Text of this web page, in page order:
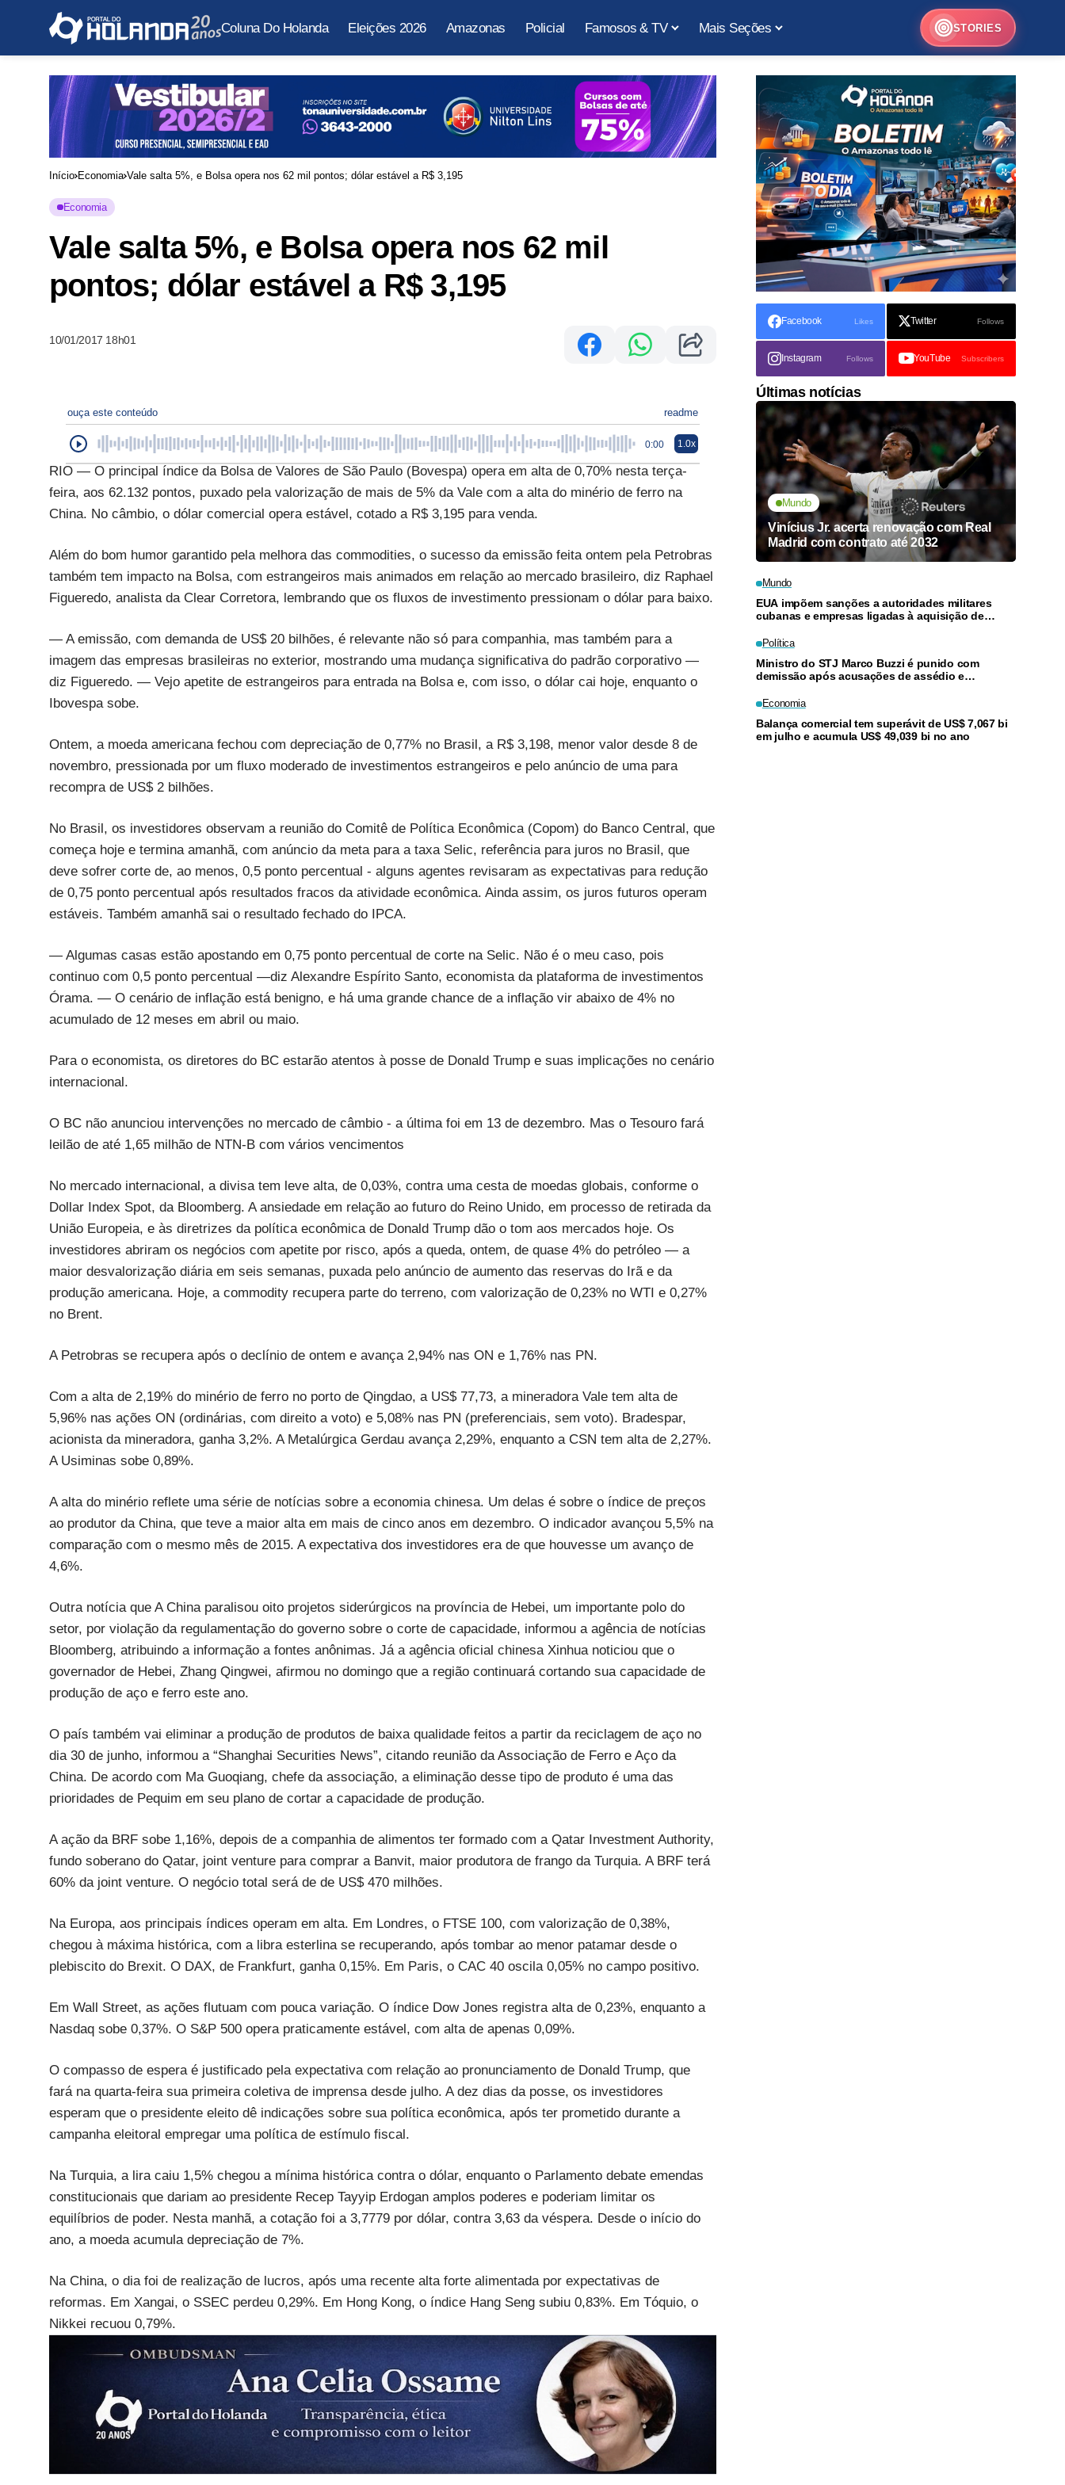
Coluna Do Holanda Eleições 2026 Amazonas Policial Famosos & TV Mais Seções STORIES
Início Economia Vale salta 5%, e Bolsa opera nos 62 mil pontos; dólar estável a R$ 3,195
Economia
Vale salta 5%, e Bolsa opera nos 62 mil
pontos; dólar estável a R$ 3,195
10/01/2017 18h01
ouça este conteúdo readme
0:00 1.0x
RIO — O principal índice da Bolsa de Valores de São Paulo (Bovespa) opera em alta de 0,70% nesta terça-
feira, aos 62.132 pontos, puxado pela valorização de mais de 5% da Vale com a alta do minério de ferro na
China. No câmbio, o dólar comercial opera estável, cotado a R$ 3,195 para venda.
Além do bom humor garantido pela melhora das commodities, o sucesso da emissão feita ontem pela Petrobras
também tem impacto na Bolsa, com estrangeiros mais animados em relação ao mercado brasileiro, diz Raphael
Figueredo, analista da Clear Corretora, lembrando que os fluxos de investimento pressionam o dólar para baixo.
— A emissão, com demanda de US$ 20 bilhões, é relevante não só para companhia, mas também para a
imagem das empresas brasileiras no exterior, mostrando uma mudança significativa do padrão corporativo —
diz Figueredo. — Vejo apetite de estrangeiros para entrada na Bolsa e, com isso, o dólar cai hoje, enquanto o
Ibovespa sobe.
Ontem, a moeda americana fechou com depreciação de 0,77% no Brasil, a R$ 3,198, menor valor desde 8 de
novembro, pressionada por um fluxo moderado de investimentos estrangeiros e pelo anúncio de uma para
recompra de US$ 2 bilhões.
No Brasil, os investidores observam a reunião do Comitê de Política Econômica (Copom) do Banco Central, que
começa hoje e termina amanhã, com anúncio da meta para a taxa Selic, referência para juros no Brasil, que
deve sofrer corte de, ao menos, 0,5 ponto percentual - alguns agentes revisaram as expectativas para redução
de 0,75 ponto percentual após resultados fracos da atividade econômica. Ainda assim, os juros futuros operam
estáveis. Também amanhã sai o resultado fechado do IPCA.
— Algumas casas estão apostando em 0,75 ponto percentual de corte na Selic. Não é o meu caso, pois
continuo com 0,5 ponto percentual —diz Alexandre Espírito Santo, economista da plataforma de investimentos
Órama. — O cenário de inflação está benigno, e há uma grande chance de a inflação vir abaixo de 4% no
acumulado de 12 meses em abril ou maio.
Para o economista, os diretores do BC estarão atentos à posse de Donald Trump e suas implicações no cenário
internacional.
O BC não anunciou intervenções no mercado de câmbio - a última foi em 13 de dezembro. Mas o Tesouro fará
leilão de até 1,65 milhão de NTN-B com vários vencimentos
No mercado internacional, a divisa tem leve alta, de 0,03%, contra uma cesta de moedas globais, conforme o
Dollar Index Spot, da Bloomberg. A ansiedade em relação ao futuro do Reino Unido, em processo de retirada da
União Europeia, e às diretrizes da política econômica de Donald Trump dão o tom aos mercados hoje. Os
investidores abriram os negócios com apetite por risco, após a queda, ontem, de quase 4% do petróleo — a
maior desvalorização diária em seis semanas, puxada pelo anúncio de aumento das reservas do Irã e da
produção americana. Hoje, a commodity recupera parte do terreno, com valorização de 0,23% no WTI e 0,27%
no Brent.
A Petrobras se recupera após o declínio de ontem e avança 2,94% nas ON e 1,76% nas PN.
Com a alta de 2,19% do minério de ferro no porto de Qingdao, a US$ 77,73, a mineradora Vale tem alta de
5,96% nas ações ON (ordinárias, com direito a voto) e 5,08% nas PN (preferenciais, sem voto). Bradespar,
acionista da mineradora, ganha 3,2%. A Metalúrgica Gerdau avança 2,29%, enquanto a CSN tem alta de 2,27%.
A Usiminas sobe 0,89%.
A alta do minério reflete uma série de notícias sobre a economia chinesa. Um delas é sobre o índice de preços
ao produtor da China, que teve a maior alta em mais de cinco anos em dezembro. O indicador avançou 5,5% na
comparação com o mesmo mês de 2015. A expectativa dos investidores era de que houvesse um avanço de
4,6%.
Outra notícia que A China paralisou oito projetos siderúrgicos na província de Hebei, um importante polo do
setor, por violação da regulamentação do governo sobre o corte de capacidade, informou a agência de notícias
Bloomberg, atribuindo a informação a fontes anônimas. Já a agência oficial chinesa Xinhua noticiou que o
governador de Hebei, Zhang Qingwei, afirmou no domingo que a região continuará cortando sua capacidade de
produção de aço e ferro este ano.
O país também vai eliminar a produção de produtos de baixa qualidade feitos a partir da reciclagem de aço no
dia 30 de junho, informou a “Shanghai Securities News”, citando reunião da Associação de Ferro e Aço da
China. De acordo com Ma Guoqiang, chefe da associação, a eliminação desse tipo de produto é uma das
prioridades de Pequim em seu plano de cortar a capacidade de produção.
A ação da BRF sobe 1,16%, depois de a companhia de alimentos ter formado com a Qatar Investment Authority,
fundo soberano do Qatar, joint venture para comprar a Banvit, maior produtora de frango da Turquia. A BRF terá
60% da joint venture. O negócio total será de de US$ 470 milhões.
Na Europa, aos principais índices operam em alta. Em Londres, o FTSE 100, com valorização de 0,38%,
chegou à máxima histórica, com a libra esterlina se recuperando, após tombar ao menor patamar desde o
plebiscito do Brexit. O DAX, de Frankfurt, ganha 0,15%. Em Paris, o CAC 40 oscila 0,05% no campo positivo.
Em Wall Street, as ações flutuam com pouca variação. O índice Dow Jones registra alta de 0,23%, enquanto a
Nasdaq sobe 0,37%. O S&P 500 opera praticamente estável, com alta de apenas 0,09%.
O compasso de espera é justificado pela expectativa com relação ao pronunciamento de Donald Trump, que
fará na quarta-feira sua primeira coletiva de imprensa desde julho. A dez dias da posse, os investidores
esperam que o presidente eleito dê indicações sobre sua política econômica, após ter prometido durante a
campanha eleitoral empregar uma política de estímulo fiscal.
Na Turquia, a lira caiu 1,5% chegou a mínima histórica contra o dólar, enquanto o Parlamento debate emendas
constitucionais que dariam ao presidente Recep Tayyip Erdogan amplos poderes e poderiam limitar os
equilíbrios de poder. Nesta manhã, a cotação foi a 3,7779 por dólar, contra 3,63 da véspera. Desde o início do
ano, a moeda acumula depreciação de 7%.
Na China, o dia foi de realização de lucros, após uma recente alta forte alimentada por expectativas de
reformas. Em Xangai, o SSEC perdeu 0,29%. Em Hong Kong, o índice Hang Seng subiu 0,83%. Em Tóquio, o
Nikkei recuou 0,79%.
Facebook Likes Twitter Follows
Instagram Follows YouTube Subscribers
Últimas notícias
Mundo
Vinícius Jr. acerta renovação com Real
Madrid com contrato até 2032
Mundo
EUA impõem sanções a autoridades militares
cubanas e empresas ligadas à aquisição de
Política
Ministro do STJ Marco Buzzi é punido com
demissão após acusações de assédio e
Economia
Balança comercial tem superávit de US$ 7,067 bi
em julho e acumula US$ 49,039 bi no ano